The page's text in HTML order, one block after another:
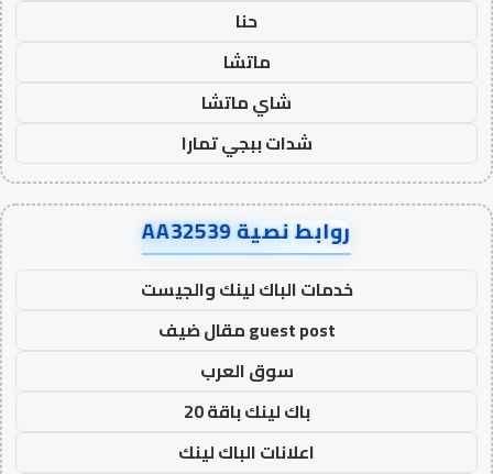
حنا
ماتشا
شاي ماتشا
شدات ببجي تمارا
روابط نصية AA32539
خدمات الباك لينك والجيست
guest post مقال ضيف
سوق العرب
باك لينك باقة 20
اعلانات الباك لينك